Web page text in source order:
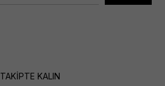
TAKİPTE KALIN